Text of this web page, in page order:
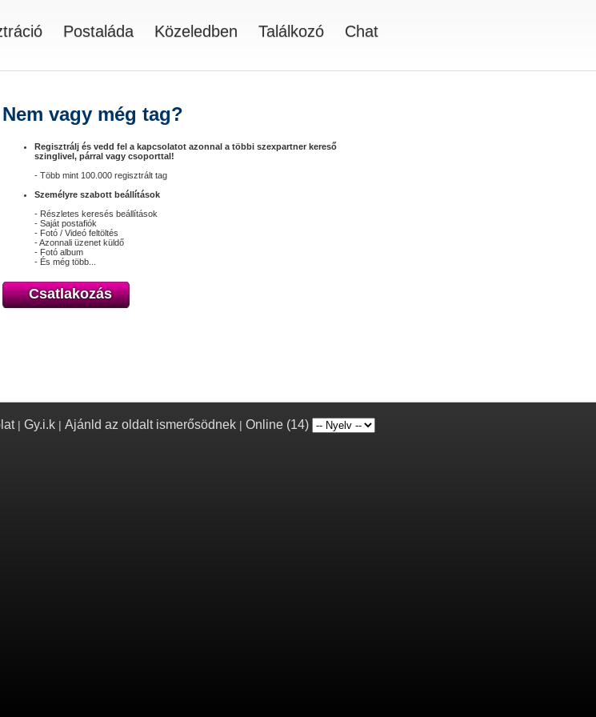
Postaláda Közeledben Találkozó Chat
Nem vagy még tag?
Regisztrálj és vedd fel a kapcsolatot azonnal a többi szexpartner kereső
szinglivel, párral vagy csoporttal!
- Több mint 100.000 regisztrált tag
Személyre szabott beállítások
- Részletes keresés beállítások
- Saját postafiók
- Fotó / Videó feltöltés
- Azonnali üzenet küldő
- Fotó album
- És még több...
Csatlakozás
| Gy.i.k | Ajánld az oldalt ismerősödnek | Online (14)